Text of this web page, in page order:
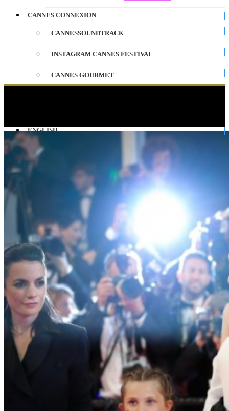
CANNES CONNEXION
CANNESSOUNDTRACK
INSTAGRAM CANNES FESTIVAL
CANNES GOURMET
ENGLISH